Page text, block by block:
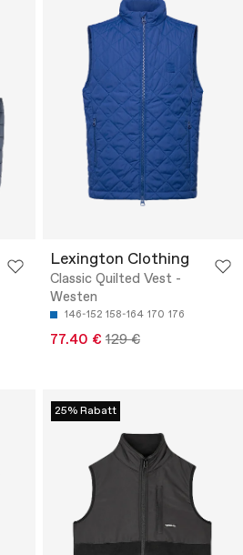
Lexington Clothing
Classic Quilted Vest -
Westen
146-152 158-164 170 176
77.40 € 129 €
25% Rabatt